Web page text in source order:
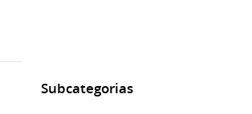
Subcategorias